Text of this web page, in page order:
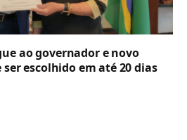
ao governador e novo
escolhido em até 20 dias